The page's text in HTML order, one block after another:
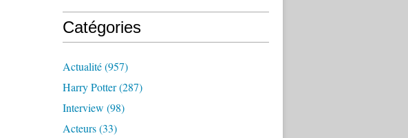
Catégories
Actualité(957)
Harry Potter(287)
Interview (98)
Acteurs(33)